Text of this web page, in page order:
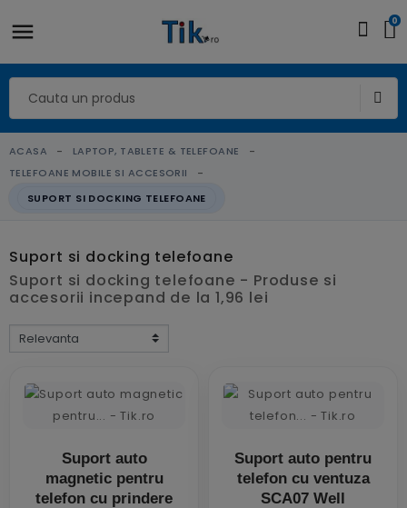
0
ACASA
LAPTOP, TABLETE & TELEFOANE
TELEFOANE MOBILE SI ACCESORII
SUPORT SI DOCKING TELEFOANE
Suport si docking telefoane
Suport si docking telefoane - Produse si
accesorii incepand de la 1,96 lei
Suport auto
magnetic pentru
telefon cu prindere
Suport auto pentru
telefon cu ventuza
SCA07 Well